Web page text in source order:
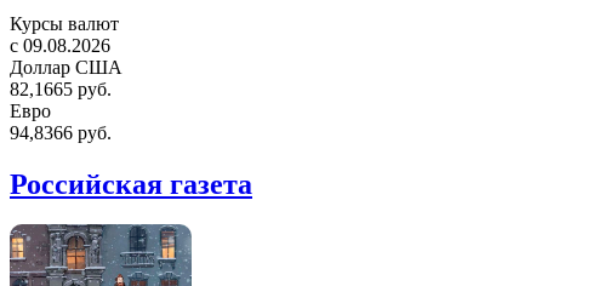
Курсы валют
c 09.08.2026
Доллар США
82,1665 руб.
Евро
94,8366 руб.
Российская газета